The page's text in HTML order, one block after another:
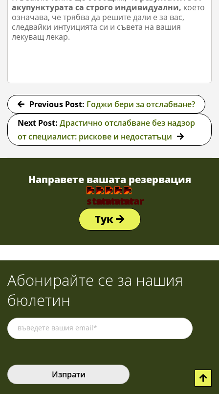
акупунктурата са строго индивидуални, което
означава, че трябва да решите дали е за вас,
следвайки интуицията си и съвета на вашия
лекуващ лекар.
02-
24
Previous Post: Годжи бери за отслабване?
Next Post: Драстично отслабване без надзор
от специалист: рискове и недостатъци
Направете вашата резервация
Тук
Абонирайте се за нашия
бюлетин